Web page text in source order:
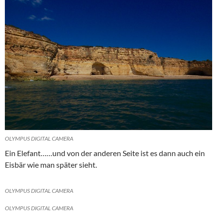
OLYMPUS DIGITAL CAMERA
Ein Elefant……und von der anderen Seite ist es dann auch ein
Eisbär wie man später sieht.
OLYMPUS DIGITAL CAMERA
OLYMPUS DIGITAL CAMERA